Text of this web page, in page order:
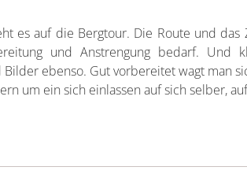
es auf die Bergtour. Die Route und
und Anstrengung bedarf.
ebenso. Gut vorbereitet wagt man
um ein sich einlassen auf sich selber,